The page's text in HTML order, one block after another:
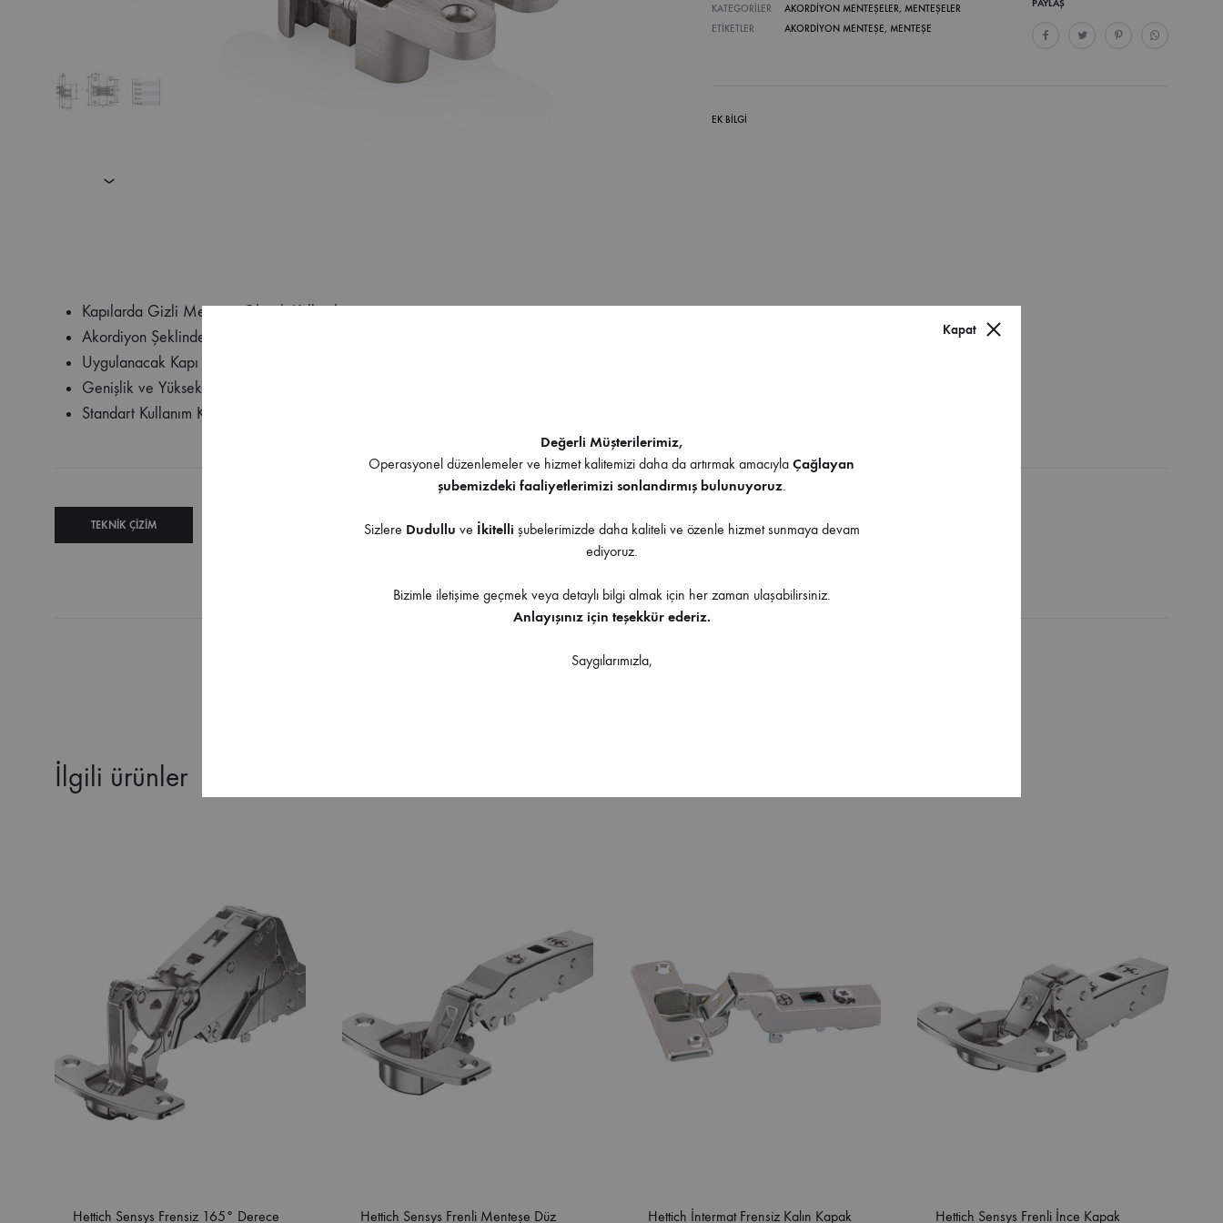
PAYLAŞ
KATEGORILER
AKORDIYON MENTEŞELER, MENTEŞELER
ETIKETLER
AKORDIYON MENTEŞE, MENTEŞE
EK BILGI
Kapılarda Gizli Menteşe Olarak Kullanılır.
Akordiyon Şeklinde Açılıp Kapanır.
Uygulanacak Kapı veya Kapağın Kalınlık,
Genişlik ve Yüksekliğine Göre En Az 2 Adet/Kapı Kullanılmalıdır.
Standart Kullanım Koşulu İçin 3 Adet/Kapı Kullanımı Önerilmektedir.
İndirilebilir İçerik
TEKNIK ÇIZIM
Ürüne uygulanabilir aksesuarlar
İlgili ürünler
Hettich Sensys Frensiz 165° Derece Hettich Sensys Frenli Menteşe Düz Hettich İntermat Frensiz Kalın Kapak Hettich Sensys Frenli İnce Kapak
Kapat
Değerli Müşterilerimiz,
Operasyonel düzenlemeler ve hizmet kalitemizi daha da artırmak amacıyla Çağlayan
şubemizdeki faaliyetlerimizi sonlandırmış bulunuyoruz.
Sizlere Dudullu ve İkitelli şubelerimizde daha kaliteli ve özenle hizmet sunmaya devam
ediyoruz.
Bizimle iletişime geçmek veya detaylı bilgi almak için her zaman ulaşabilirsiniz.
Anlayışınız için teşekkür ederiz.
Saygılarımızla,